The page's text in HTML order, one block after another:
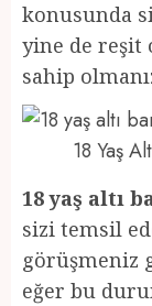
konusunda
yine de reşit
sahip
18 Yaş
18 yaş altı
sizi temsil
görüşmeniz
eğer bu